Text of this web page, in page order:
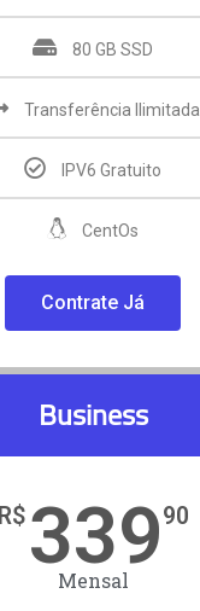
80 GB SSD
Transferência Ilimitada
IPV6 Gratuito
CentOs
Contrate Já
Business
R$ 33990
Mensal